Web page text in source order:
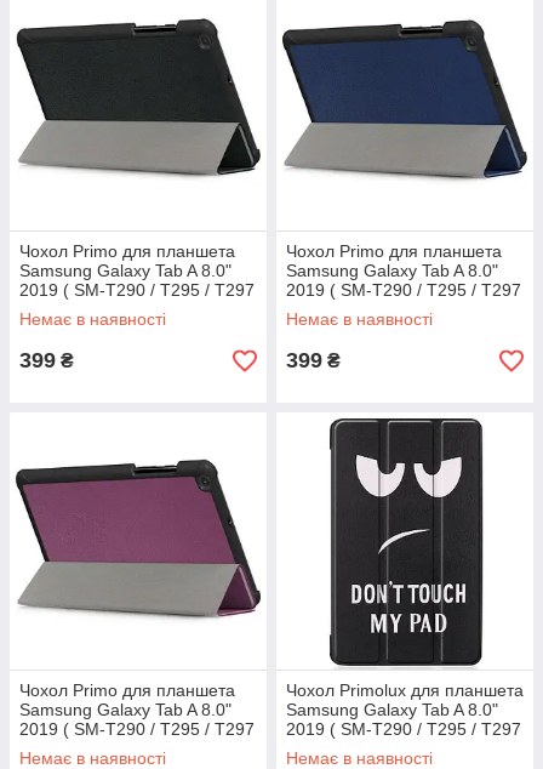
Чохол Primo для планшета
Samsung Galaxy Tab A 8.0"
2019 ( SM-T290 / T295 / T297
) Slim - Black
Немає в наявності
399 ₴
Чохол Primo для планшета
Samsung Galaxy Tab A 8.0"
2019 ( SM-T290 / T295 / T297
) Slim - Dark Blue
Немає в наявності
399 ₴
Чохол Primo для планшета
Samsung Galaxy Tab A 8.0"
2019 ( SM-T290 / T295 / T297
) Slim - Purple
Немає в наявності
Чохол Primolux для планшета
Samsung Galaxy Tab A 8.0"
2019 ( SM-T290 / T295 / T297
) Slim - don't Touch
Немає в наявності